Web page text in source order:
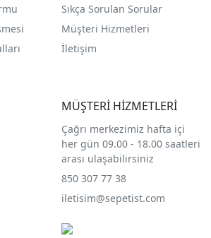
Sıkça Sorulan Sorular
Müşteri Hizmetleri
İletişim
MÜŞTERİ HİZMETLERİ
Çağrı merkezimiz hafta içi
her gün 09.00 - 18.00 saatleri
arası ulaşabilirsiniz
850 307 77 38
iletisim@sepetist.com